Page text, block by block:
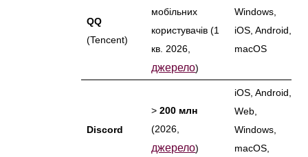
QQ
(Tencent)
мобільних
користувачів (1
кв. 2026,
джерело)
Windows,
iOS, Android,
macOS
Discord
>200 млн
(2026,
джерело)
iOS, Android,
Web,
Windows,
macOS,